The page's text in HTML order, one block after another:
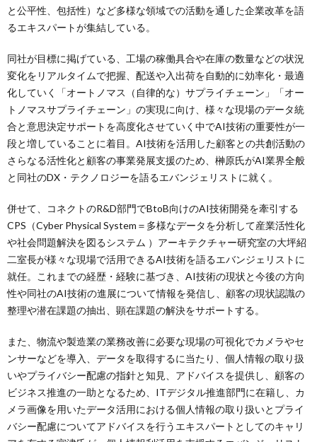
と公平性、包括性）など多様な領域での活動を通した企業改革を語
るエキスパートが集結している。
同社が目標に掲げている、工場の稼働具合や在庫の数量などの状況
変化をリアルタイムで把握、配送や入出荷を自動的に効率化・最適
化していく「オートノマス（自律的な）サプライチェーン」「オー
トノマスサプライチェーン」の実現に向け、様々な現場のデータ統
合と意思決定サポートを高度化させていく中でAI技術の重要性が一
段と増していることに着目。AI技術を活用した顧客との共創活動の
さらなる活性化と顧客の事業発展支援のため、榊原氏がAI業界全般
と同社のDX・テクノロジーを語るエバンジェリストに就く。
併せて、コネクトのR&D部門でBtoB向けのAI技術開発を牽引する
CPS（Cyber Physical System＝多様なデータを分析して産業活性化
や社会問題解決を図るシステム ）アーキテクチャー研究室の大坪紹
二室長が様々な現場で活用できるAI技術を語るエバンジェリストに
就任。これまでの経歴・経験に基づき、AI技術の現状と今後の方向
性や同社のAI技術の進展について情報を発信し、顧客の現状認識の
整理や潜在課題の抽出、顕在課題の解決をサポートする。
また、物流や製造業の業務改善に必要な現場の可視化でカメラやセ
ンサーなどを導入、データを取得するに当たり、個人情報の取り扱
いやプライバシー配慮の指針と知見、アドバイスを提供し、顧客の
ビジネス推進の一助となるため、ITデジタル推進部門に在籍し、カ
メラ画像を用いたデータ活用における個人情報の取り扱いとプライ
バシー配慮についてアドバイスを行うエキスパートとしてのキャリ